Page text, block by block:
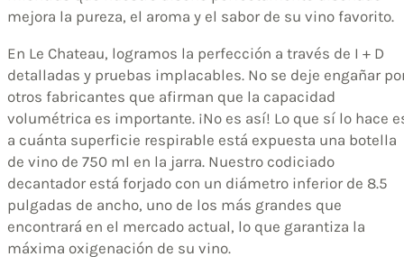
mejora la pureza, el aroma y el sabor de su vino favorito.
En Le Chateau, logramos la perfección a través de I + D
detalladas y pruebas implacables. No se deje engañar
otros fabricantes que afirman que la capacidad
volumétrica es importante. ¡No es así! Lo que sí lo hace
a cuánta superficie respirable está expuesta una botella
de vino de 750 ml en la jarra. Nuestro codiciado
decantador está forjado con un diámetro inferior de 8.5
pulgadas de ancho, uno de los más grandes que
encontrará en el mercado actual, lo que garantiza la
máxima oxigenación de su vino.